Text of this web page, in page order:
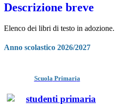
Descrizione breve
Elenco dei libri di testo in adozione.
Anno scolastico 2026/2027
ScuolaPrimaria